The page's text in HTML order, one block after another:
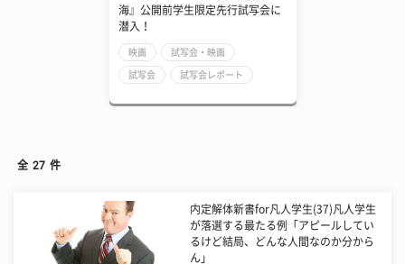
海』公開前学生限定先行試写会に
潜入！
映画 試写会・映画
試写会 試写会レポート
全 27 件
内定解体新書for凡人学生(37)凡人学生
が落選する最たる例「アピールしてい
るけど結局、どんな人間なのか分から
ん」